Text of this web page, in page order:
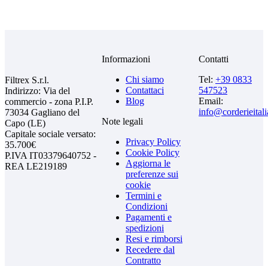
Filtrex S.r.l.
Indirizzo: Via del
commercio - zona P.I.P.
73034 Gagliano del
Capo (LE)
Capitale sociale versato:
35.700€
P.IVA IT03379640752 -
REA LE219189
Informazioni
Chi siamo
Contattaci
Blog
Note legali
Privacy Policy
Cookie Policy
Aggiorna le
preferenze sui
cookie
Termini e
Condizioni
Pagamenti e
spedizioni
Resi e rimborsi
Recedere dal
Contratto
Contatti
Tel: +39 0833
547523
Email: